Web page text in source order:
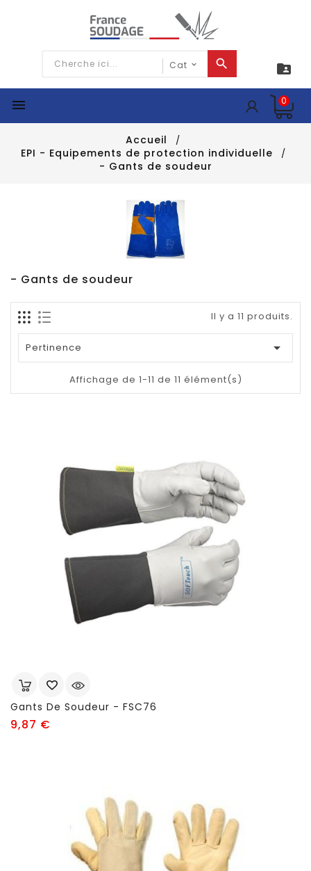

 0
Accueil
EPI - Equipements de protection individuelle
- Gants de soudeur
- Gants de soudeur
Il y a 11 produits.
Pertinence 
Affichage de 1-11 de 11 élément(s)
Gants De Soudeur - FSC76
9,87 €